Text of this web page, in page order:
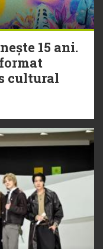
15 ani.
cultural